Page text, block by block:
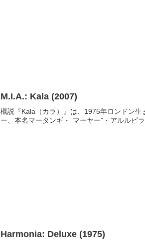
M.I.A.: Kala (2007)
概説『Kala（カラ）』は、1975年ロンドン
ー、本名マータンギ・”マーヤー”・アルルピ
Harmonia: Deluxe (1975)